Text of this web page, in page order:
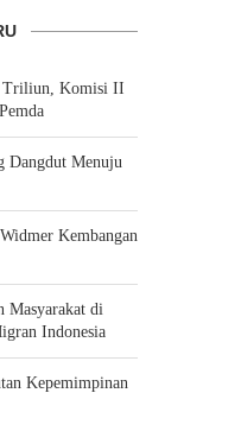
Triliun, Komisi II
Dangdut Menuju
Kembangan
Masyarakat di
Indonesia
Kepemimpinan